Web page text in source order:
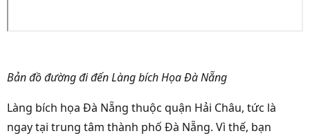
Bản đồ đường đi đến Làng bích Họa Đà Nẵng
Làng bích họa Đà Nẵng thuộc quận Hải Châu, tức là
ngay tại trung tâm thành phố Đà Nẵng. Vì thế, bạn